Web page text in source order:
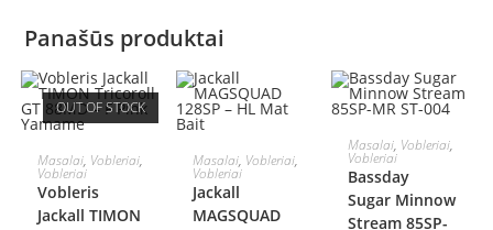
Panašūs produktai
OUT OF STOCK
DAUGIAU
Masalai, Vobleriai,
Vobleriai
Vobleris
Jackall TIMON
Į KREPŠELĮ
Masalai, Vobleriai,
Vobleriai
Jackall
MAGSQUAD
AKCIJA!
Į KREPŠELĮ
Masalai, Vobleriai,
Vobleriai
Bassday
Sugar Minnow
Stream 85SP-